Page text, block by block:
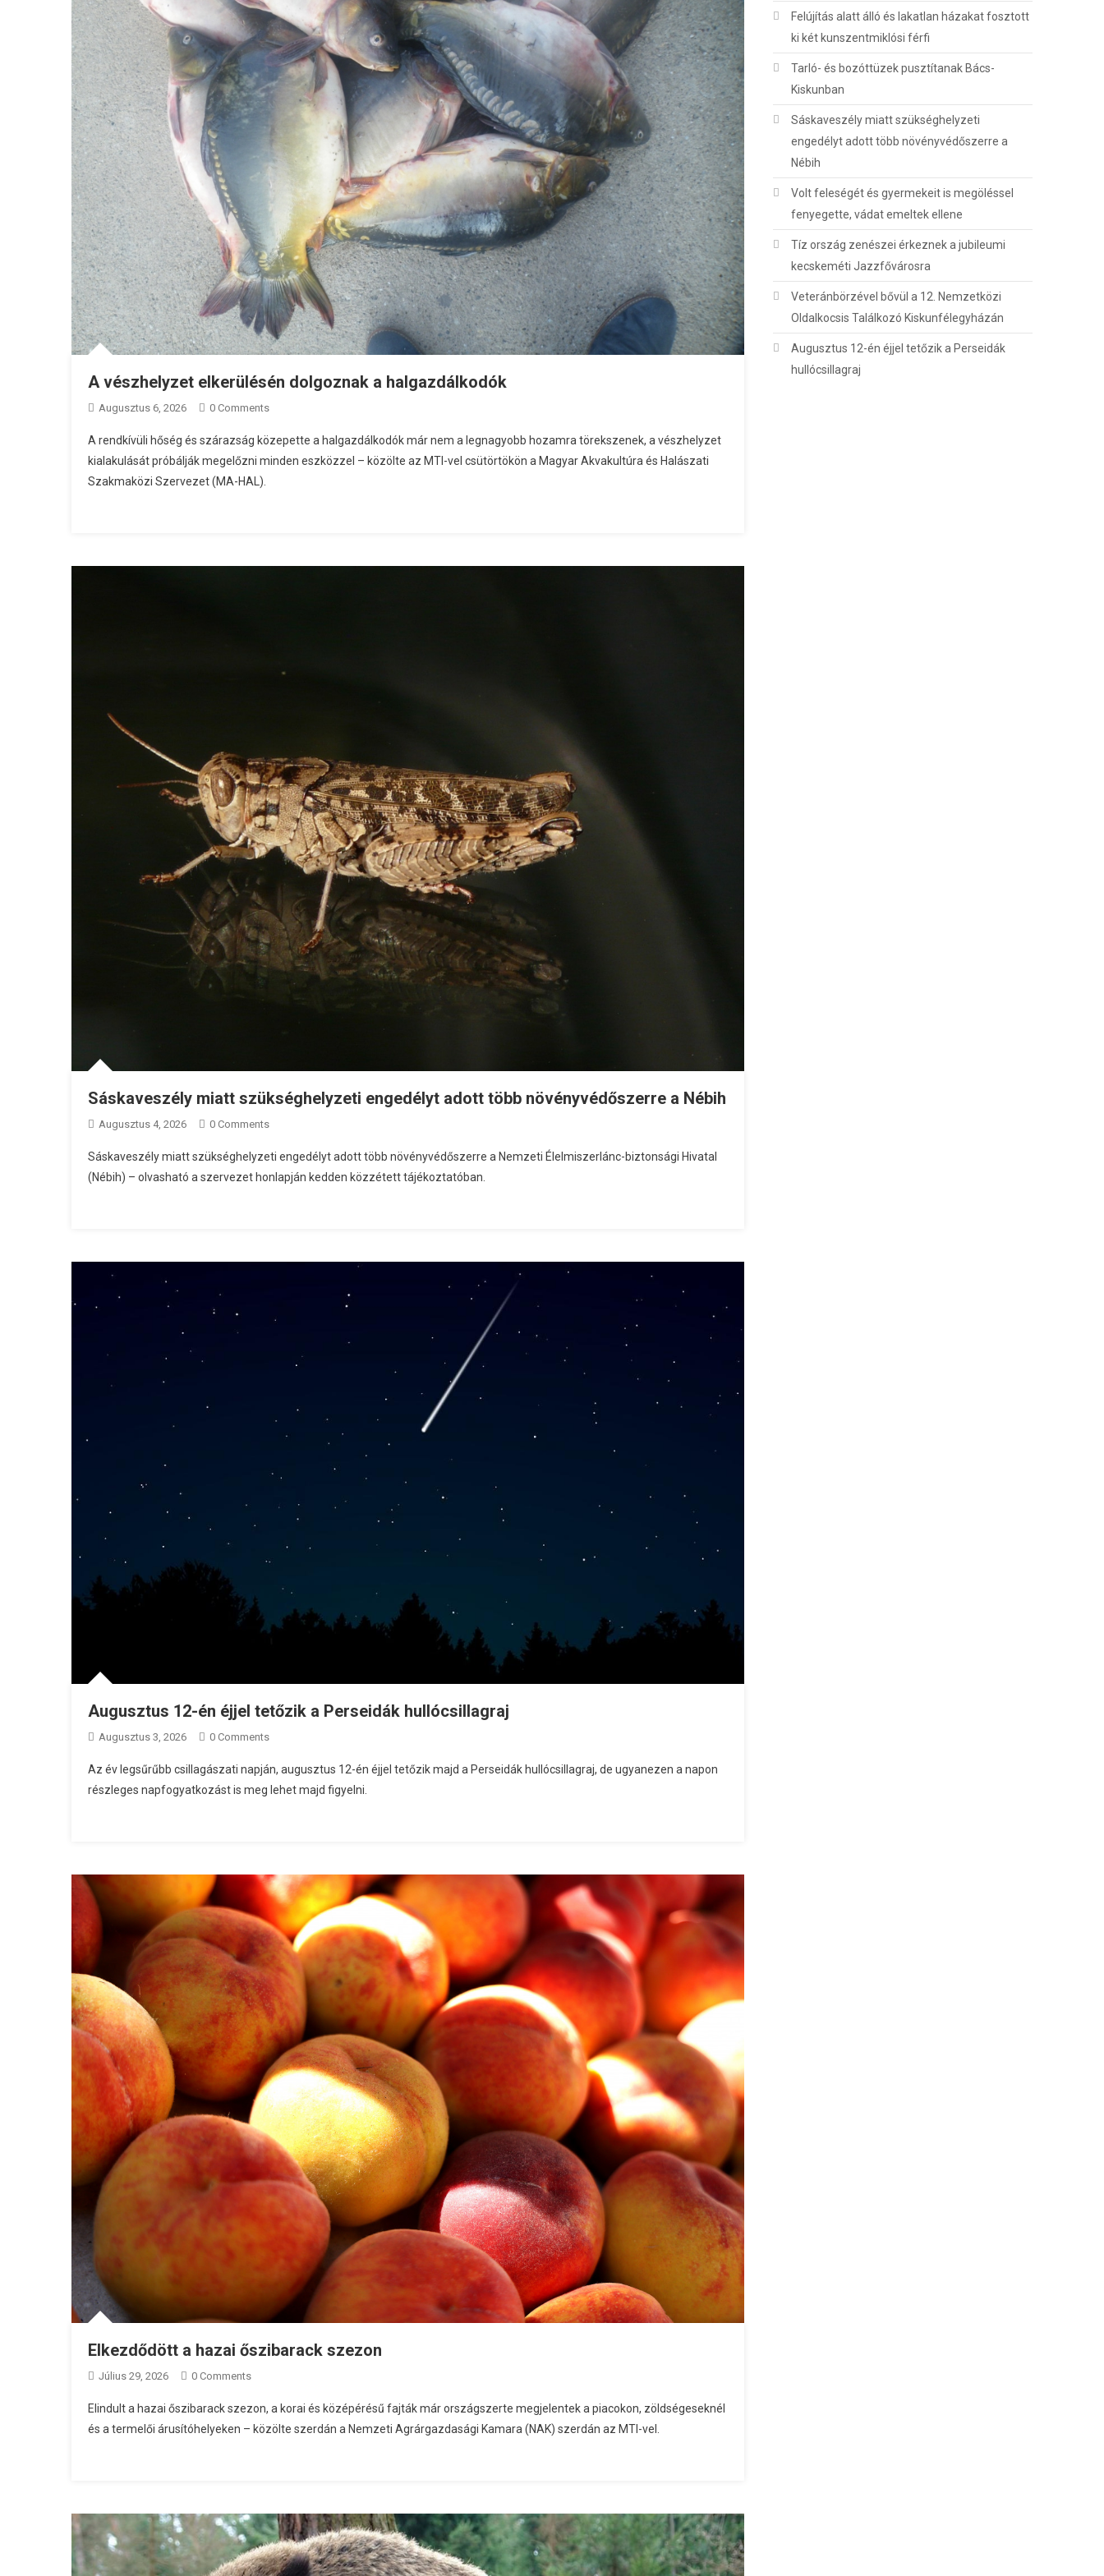
A vészhelyzet elkerülésén dolgoznak a halgazdálkodók
Augusztus 6, 2026 0 Comments
A rendkívüli hőség és szárazság közepette a halgazdálkodók már nem a legnagyobb hozamra törekszenek, a vészhelyzet
kialakulását próbálják megelőzni minden eszközzel – közölte az MTI-vel csütörtökön a Magyar Akvakultúra és Halászati
Szakmaközi Szervezet (MA-HAL).
Sáskaveszély miatt szükséghelyzeti engedélyt adott több növényvédőszerre a Nébih
Augusztus 4, 2026 0 Comments
Sáskaveszély miatt szükséghelyzeti engedélyt adott több növényvédőszerre a Nemzeti Élelmiszerlánc-biztonsági Hivatal
(Nébih) – olvasható a szervezet honlapján kedden közzétett tájékoztatóban.
Augusztus 12-én éjjel tetőzik a Perseidák hullócsillagraj
Augusztus 3, 2026 0 Comments
Az év legsűrűbb csillagászati napján, augusztus 12-én éjjel tetőzik majd a Perseidák hullócsillagraj, de ugyanezen a napon
részleges napfogyatkozást is meg lehet majd figyelni.
Elkezdődött a hazai őszibarack szezon
Július 29, 2026 0 Comments
Elindult a hazai őszibarack szezon, a korai és középérésű fajták már országszerte megjelentek a piacokon, zöldségeseknél
és a termelői árusítóhelyeken – közölte szerdán a Nemzeti Agrárgazdasági Kamara (NAK) szerdán az MTI-vel.
Felújítás alatt álló és lakatlan házakat fosztott
ki két kunszentmiklósi férfi
Tarló- és bozóttüzek pusztítanak Bács-
Kiskunban
Sáskaveszély miatt szükséghelyzeti
engedélyt adott több növényvédőszerre a
Nébih
Volt feleségét és gyermekeit is megöléssel
fenyegette, vádat emeltek ellene
Tíz ország zenészei érkeznek a jubileumi
kecskeméti Jazzfővárosra
Veteránbörzével bővül a 12. Nemzetközi
Oldalkocsis Találkozó Kiskunfélegyházán
Augusztus 12-én éjjel tetőzik a Perseidák
hullócsillagraj